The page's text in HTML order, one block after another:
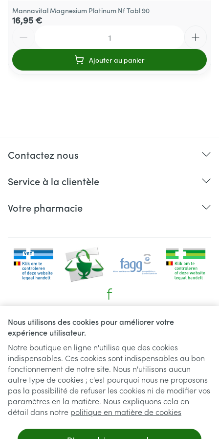
Nous utilisons des cookies pour améliorer votre
expérience utilisateur.
Notre boutique en ligne n'utilise que des cookies
indispensables. Ces cookies sont indispensables au bon
fonctionnement de notre site. Nous n'utilisons aucun
autre type de cookies ; c'est pourquoi nous ne proposons
pas la possibilité de refuser les cookies ni de modifier vos
paramètres en la matière. Nous expliquons cela en
détail dans notre politique en matière de cookies
Mannavital Magnesium Platinum Nf Tabl 90
16,95 €
Ajouter au panier
Contactez nous
Service à la clientèle
Votre pharmacie
Liens légaux